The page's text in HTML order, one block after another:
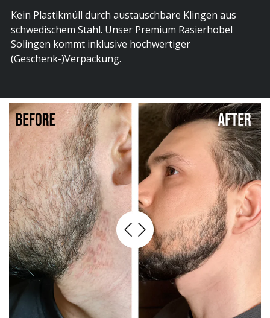
Kein Plastikmüll durch austauschbare Klingen aus
schwedischem Stahl. Unser Premium Rasierhobel
Solingen kommt inklusive hochwertiger
(Geschenk-)Verpackung.